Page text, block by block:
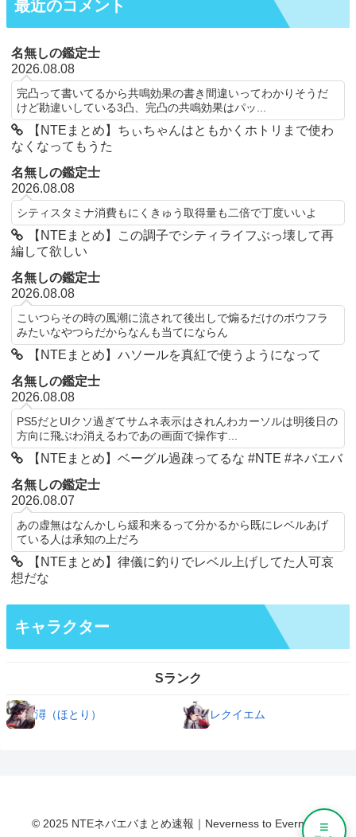
最近のコメント
名無しの鑑定士
2026.08.08
完凸って書いてるから共鳴効果の書き間違いってわかりそうだ
けど勘違いしている3凸、完凸の共鳴効果はパッ...
【NTEまとめ】ちぃちゃんはともかくホトリまで使わ
なくなってもうた
名無しの鑑定士
2026.08.08
シティスタミナ消費もにくきゅう取得量も二倍で丁度いいよ
【NTEまとめ】この調子でシティライフぶっ壊して再
編して欲しい
名無しの鑑定士
2026.08.08
こいつらその時の風潮に流されて後出しで煽るだけのボウフラ
みたいなやつらだからなんも当てにならん
【NTEまとめ】ハソールを真紅で使うようになって
名無しの鑑定士
2026.08.08
PS5だとUIクソ過ぎてサムネ表示はされんわカーソルは明後日の
方向に飛ぶわ消えるわであの画面で操作す...
【NTEまとめ】ベーグル過疎ってるな #NTE #ネバエバ
名無しの鑑定士
2026.08.07
あの虚無はなんかしら緩和来るって分かるから既にレベルあげ
ている人は承知の上だろ
【NTEまとめ】律儀に釣りでレベル上げしてた人可哀
想だな
キャラクター
Sランク
潯（ほとり） レクイエム
© 2025 NTEネバエバまとめ速報｜Neverness to Everness.≡